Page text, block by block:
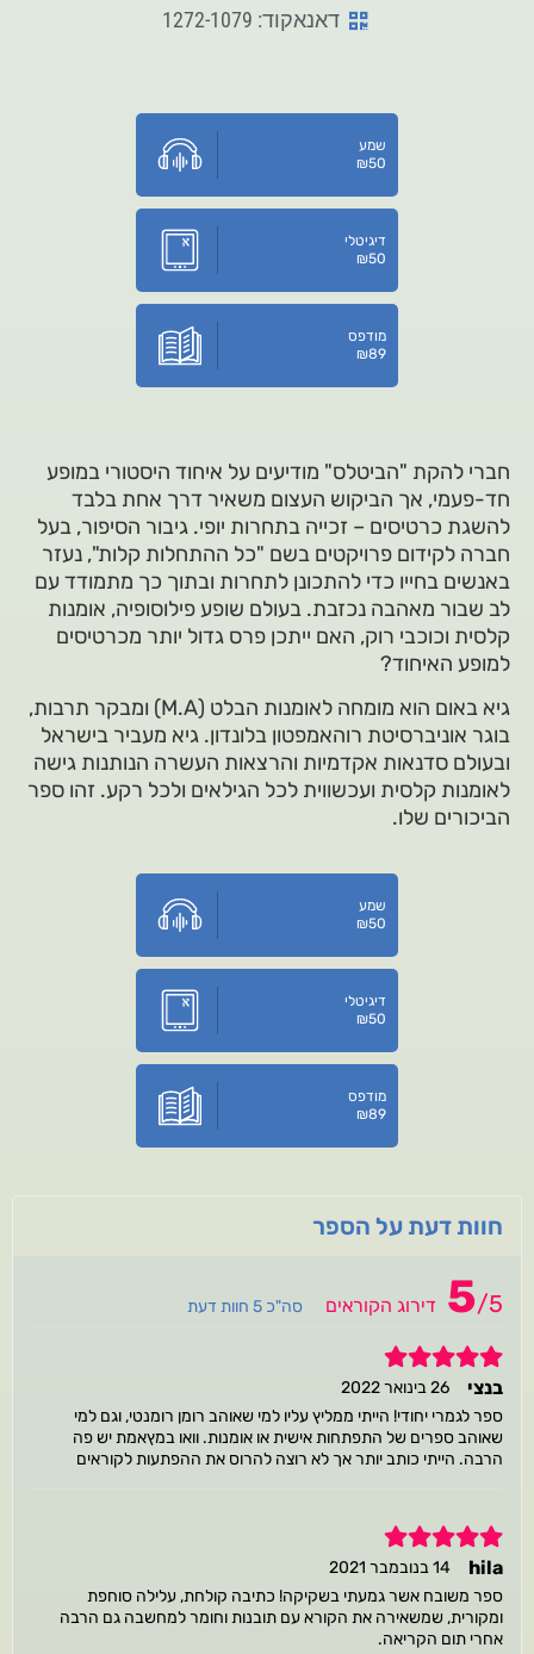
דאנאקוד: 1272-1079
שמע
₪50
דיגיטלי
₪50
מודפס
₪89
חברי להקת "הביטלס" מודיעים על איחוד היסטורי במופע
חד-פעמי, אך הביקוש העצום משאיר דרך אחת בלבד
להשגת כרטיסים – זכייה בתחרות יופי. גיבור הסיפור, בעל
חברה לקידום פרויקטים בשם "כל ההתחלות קלות", נעזר
באנשים בחייו כדי להתכונן לתחרות ובתוך כך מתמודד עם
לב שבור מאהבה נכזבת. בעולם שופע פילוסופיה, אומנות
קלסית וכוכבי רוק, האם ייתכן פרס גדול יותר מכרטיסים
למופע האיחוד?
גיא באום הוא מומחה לאומנות הבלט (M.A) ומבקר תרבות,
בוגר אוניברסיטת רוהאמפטון בלונדון. גיא מעביר בישראל
ובעולם סדנאות אקדמיות והרצאות העשרה הנותנות גישה
לאומנות קלסית ועכשווית לכל הגילאים ולכל רקע. זהו ספר
הביכורים שלו.
שמע
₪50
דיגיטלי
₪50
מודפס
₪89
חוות דעת על הספר
5/5 דירוג הקוראים סה"כ 5 חוות דעת
5
בנצי
26 בינואר 2022
ספר לגמרי יחודי! הייתי ממליץ עליו למי שאוהב רומן רומנטי, וגם למי
שאוהב ספרים של התפתחות אישית או אומנות. וואו במץאמת יש פה
הרבה. הייתי כותב יותר אך לא רוצה להרוס את ההפתעות לקוראים
5
hila
14 בנובמבר 2021
ספר משובח אשר גמעתי בשקיקה! כתיבה קולחת, עלילה סוחפת
ומקורית, שמשאירה את הקורא עם תובנות וחומר למחשבה גם הרבה
אחרי תום הקריאה.